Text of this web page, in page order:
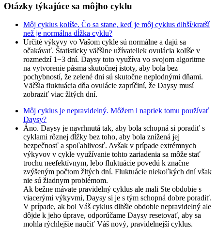
Otázky týkajúce sa môjho cyklu
Môj cyklus kolíše. Čo sa stane, keď je môj cyklus dlhší/kratší
než je normálna dĺžka cyklu?
Určité výkyvy vo Vašom cykle sú normálne a dajú sa
očakávať. Štatisticky väčšine užívateliek ovulácia kolíše v
rozmedzí 1−3 dní. Daysy toto využíva vo svojom algoritme
na vytvorenie pásma skutočnej istoty, aby bola bez
pochybností, že zelené dni sú skutočne neplodnými dňami.
Väčšia fluktuácia dňa ovulácie zapríčiní, že Daysy musí
zobraziť viac žltých dní.
Môj cyklus je nepravidelný. Môžem i napriek tomu používať
Daysy?
Áno. Daysy je navrhnutá tak, aby bola schopná si poradiť s
cyklami rôznej dĺžky bez toho, aby bola znížená jej
bezpečnosť a spoľahlivosť. Avšak v prípade extrémnych
výkyvov v cykle využívanie tohto zariadenia sa môže stať
trochu neefektívnym, lebo fluktuácie povedú k značne
zvýšeným počtom žltých dní. Fluktuácie niekoľkých dní však
nie sú žiadnym problémom.
Ak bežne mávate pravidelný cyklus ale mali Ste obdobie s
viacerými výkyvmi, Daysy si je s tým schopná dobre poradiť.
V prípade, ak bol Váš cyklus dlhšie obdobie nepravidelný ale
dôjde k jeho úprave, odporúčame Daysy resetovať, aby sa
mohla rýchlejšie naučiť Váš nový, pravidelnejší cyklus.